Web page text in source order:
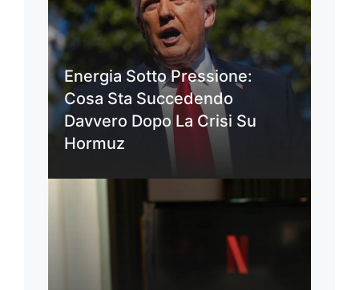
Energia Sotto Pressione:
Cosa Sta Succedendo
Davvero Dopo La Crisi Su
Hormuz